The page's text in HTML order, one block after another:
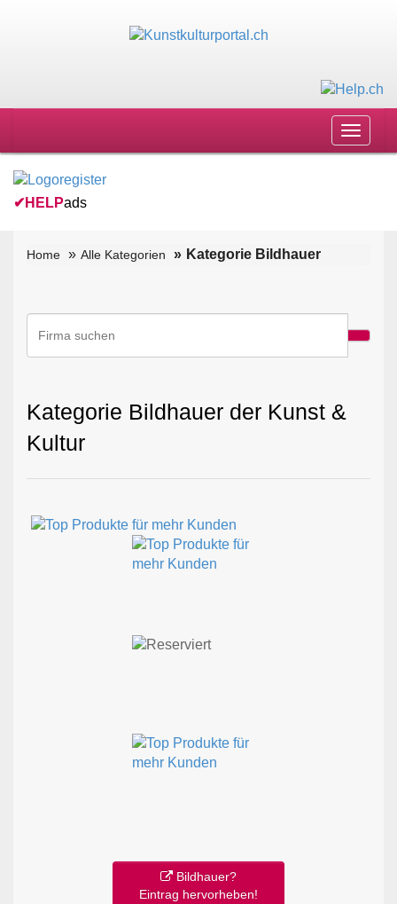
Toggle
✔ HELPads
Home Alle Kategorien Kategorie Bildhauer
Kategorie Bildhauer der Kunst &
Kultur
Bildhauer?
Eintrag hervorheben!